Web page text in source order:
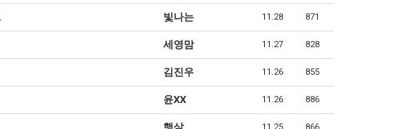
빛나는 11.28 871
세영맘 11.27 828
김진우 11.26 855
윤XX 11.26 886
11.25 866